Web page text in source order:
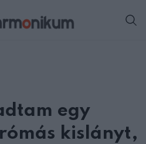
egy
kislányt,